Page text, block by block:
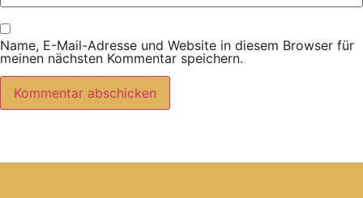
Name, E-Mail-Adresse und Website in diesem Browser für
meinen nächsten Kommentar speichern.